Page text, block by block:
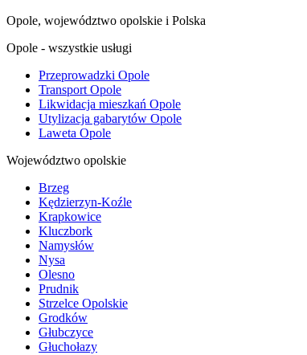
Opole, województwo opolskie i Polska
Opole - wszystkie usługi
Przeprowadzki Opole
Transport Opole
Likwidacja mieszkań Opole
Utylizacja gabarytów Opole
Laweta Opole
Województwo opolskie
Brzeg
Kędzierzyn-Koźle
Krapkowice
Kluczbork
Namysłów
Nysa
Olesno
Prudnik
Strzelce Opolskie
Grodków
Głubczyce
Głuchołazy